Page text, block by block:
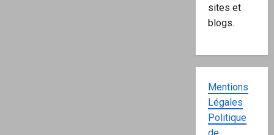
sites et
blogs.
Mentions
Légales
Politique